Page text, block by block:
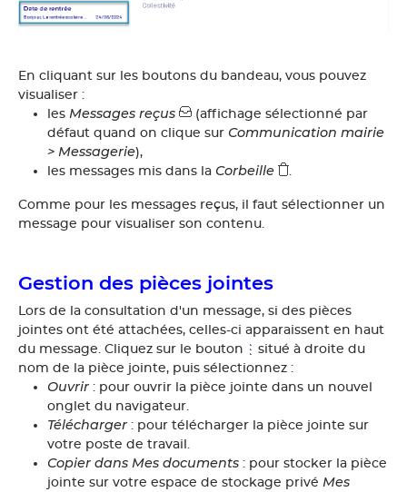
En cliquant sur les boutons du bandeau, vous pouvez
visualiser :
les Messages reçus
(affichage sélectionné par
défaut quand on clique sur Communication mairie
> Messagerie),
les messages mis dans la Corbeille
Comme pour les messages reçus, il faut sélectionner un
message pour visualiser son contenu.
Gestion des pièces jointes
Lors de la consultation d'un message, si des pièces
jointes ont été attachées, celles-ci apparaissent en haut
du message. Cliquez sur le bouton
situé à droite du
nom de la pièce jointe, puis sélectionnez :
Ouvrir : pour ouvrir la pièce jointe dans un nouvel
onglet du navigateur.
Télécharger : pour télécharger la pièce jointe sur
votre poste de travail.
Copier dans Mes documents : pour stocker la pièce
jointe sur votre espace de stockage privé Mes